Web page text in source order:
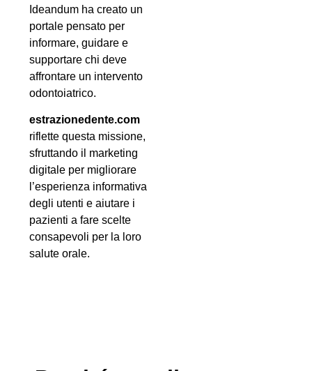
Ideandum ha creato un
portale pensato per
informare, guidare e
supportare chi deve
affrontare un intervento
odontoiatrico.
estrazionedente.com
riflette questa missione,
sfruttando il marketing
digitale per migliorare
l’esperienza informativa
degli utenti e aiutare i
pazienti a fare scelte
consapevoli per la loro
salute orale.